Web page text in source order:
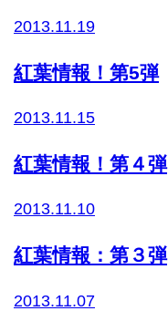
2013.11.19
紅葉情報！第5弾
2013.11.15
紅葉情報！第４弾
2013.11.10
紅葉情報：第３弾
2013.11.07